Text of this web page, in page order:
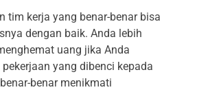
tim kerja yang benar-benar bisa
dengan baik. Anda lebih
uang jika Anda
yang dibenci kepada
benar menikmati